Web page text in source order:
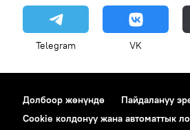
Telegram VK
Долбоор жөнүндө Пайдалануу
Cookie колдонуу жана автоматтык